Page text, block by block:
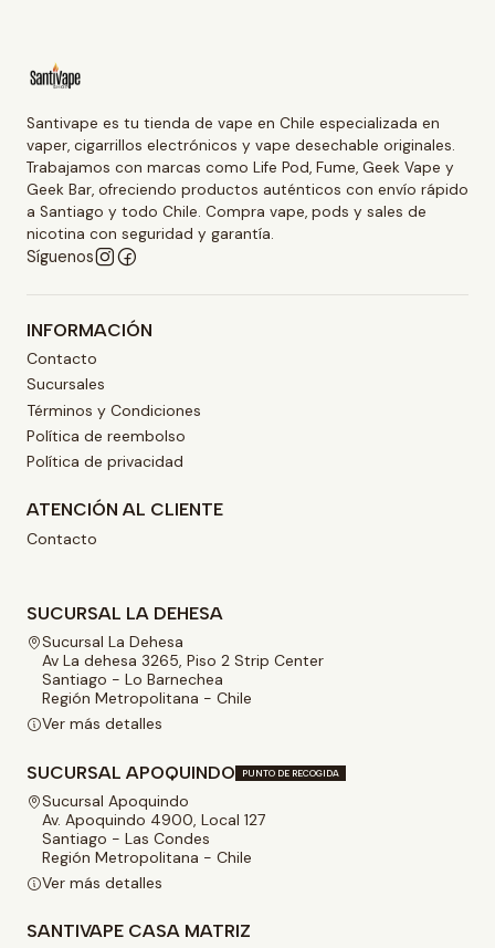
Santivape es tu tienda de vape en Chile especializada en
vaper, cigarrillos electrónicos y vape desechable originales.
Trabajamos con marcas como Life Pod, Fume, Geek Vape y
Geek Bar, ofreciendo productos auténticos con envío rápido
a Santiago y todo Chile. Compra vape, pods y sales de
nicotina con seguridad y garantía.
Síguenos
INFORMACIÓN
Contacto
Sucursales
Términos y Condiciones
Política de reembolso
Política de privacidad
ATENCIÓN AL CLIENTE
Contacto
SUCURSAL LA DEHESA
Sucursal La Dehesa
Av La dehesa 3265, Piso 2 Strip Center
Santiago - Lo Barnechea
Región Metropolitana - Chile
Ver más detalles
SUCURSAL APOQUINDO PUNTO DE RECOGIDA
Sucursal Apoquindo
Av. Apoquindo 4900, Local 127
Santiago - Las Condes
Región Metropolitana - Chile
Ver más detalles
SANTIVAPE CASA MATRIZ